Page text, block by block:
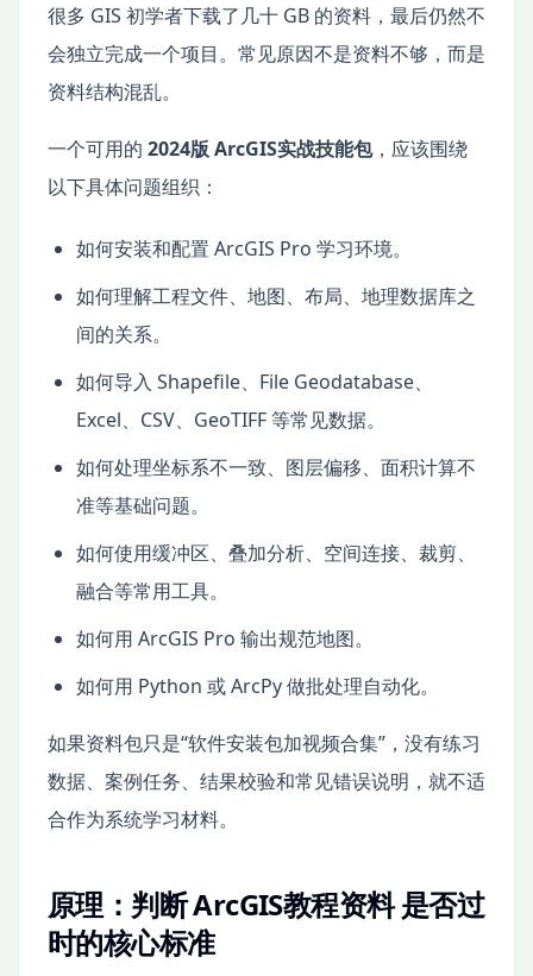
很多 GIS 初学者下载了几十 GB 的资料，最后仍然不
会独立完成一个项目。常见原因不是资料不够，而是
资料结构混乱。
一个可用的 2024版 ArcGIS实战技能包，应该围绕
以下具体问题组织：
如何安装和配置 ArcGIS Pro 学习环境。
如何理解工程文件、地图、布局、地理数据库之
间的关系。
如何导入 Shapefile、File Geodatabase、
Excel、CSV、GeoTIFF 等常见数据。
如何处理坐标系不一致、图层偏移、面积计算不
准等基础问题。
如何使用缓冲区、叠加分析、空间连接、裁剪、
融合等常用工具。
如何用 ArcGIS Pro 输出规范地图。
如何用 Python 或 ArcPy 做批处理自动化。
如果资料包只是“软件安装包加视频合集”，没有练习
数据、案例任务、结果校验和常见错误说明，就不适
合作为系统学习材料。
原理：判断 ArcGIS教程资料 是否过
时的核心标准